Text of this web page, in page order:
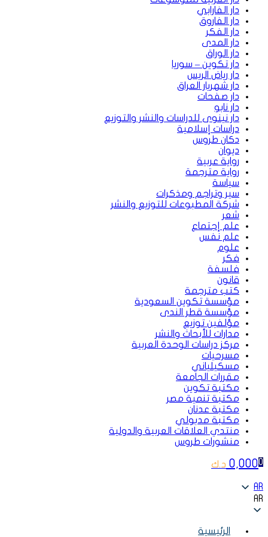
دار الفارابي
دار الفاروق
دار الفكر
دار المدى
دار الوراق
دار تكوين – سوريا
دار رياض الريس
دار شهريار العراق
دار صفحات
دار نابو
دار نينوى للدراسات والنشر والتوزيع
دراسات إسلامية
دكان طروس
ديوان
رواية عربية
رواية مترجمة
سياسة
سير وتراجم ومذكرات
شركة المطبوعات للتوزيع والنشر
شعر
علم إجتماع
علم نفس
علوم
فكر
فلسفة
قانون
كتب مترجمة
مؤسسة تكوين السعودية
مؤسسة قطر الندى
مؤلفين توزيع
مدارات للأبحاث والنشر
مركز دراسات الوحدة العربية
مسرحيات
مسكيلياني
مقررات الجامعة
مكتبة تكوين
مكتبة تنمية مصر
مكتبة عدنان
مكتبة مدبولي
منتدي العلاقات العربية والدولية
منشورات طروس
0
0,000 د.ك
AR
AR
الرئيسية